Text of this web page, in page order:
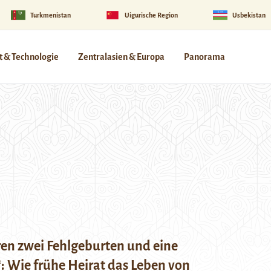
Turkmenistan Uigurische Region Usbekistan
& Technologie Zentralasien & Europa Panorama
zwei Fehlgeburten und eine
Wie frühe Heirat das Leben von